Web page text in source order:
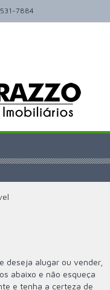
7884
deseja alugar ou vender,
abaixo e não esqueça
e tenha a certeza de